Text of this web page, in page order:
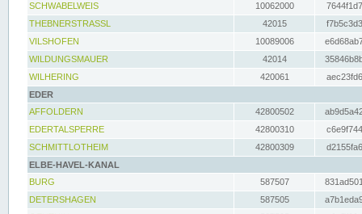
SCHWABELWEIS
10062000
THEBNERSTRASSL
42015
VILSHOFEN
10089006
WILDUNGSMAUER
42014
WILHERING
420061
EDER
AFFOLDERN
42800502
EDERTALSPERRE
42800310
SCHMITTLOTHEIM
42800309
ELBE-HAVEL-KANAL
BURG
587507
DETERSHAGEN
587505